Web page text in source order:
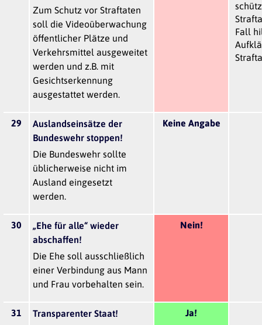
Zum Schutz vor Straftaten
soll die Videoüberwachung
öffentlicher Plätze und
Verkehrsmittel ausgeweitet
werden und z.B. mit
Gesichtserkennung
ausgestattet werden.
Fall
29
Auslandseinsätze der
Bundeswehr stoppen!
Die Bundeswehr sollte
üblicherweise nicht im
Ausland eingesetzt
werden.
Keine Angabe
30
„Ehe für alle“ wieder
abschaffen!
Die Ehe soll ausschließlich
einer Verbindung aus Mann
und Frau vorbehalten sein.
Nein!
31
Transparenter Staat!
Ja!